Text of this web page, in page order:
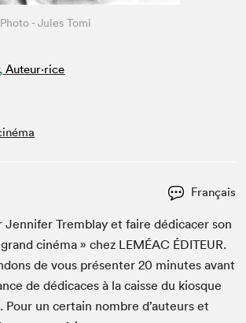
Auteur·rice
- Jules Tomi
Français
Jen­nifer Trem­blay et faire dédi­cac­er son
ciné­ma » chez LEMÉAC ÉDI­TEUR.
de vous présen­ter20 min­utes avant
de dédi­caces à la caisse du kiosque
Pour un cer­tain nom­bre d’auteurs et